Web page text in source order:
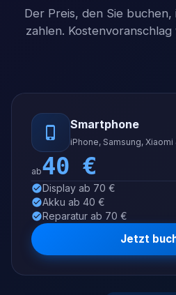
Der Preis, den Sie
zahlen.
Smartphone
iPhone, Samsung, Xiaomi
ab40 €
Display ab 70 €
Akku ab 40 €
Reparatur ab 70 €
Jetzt